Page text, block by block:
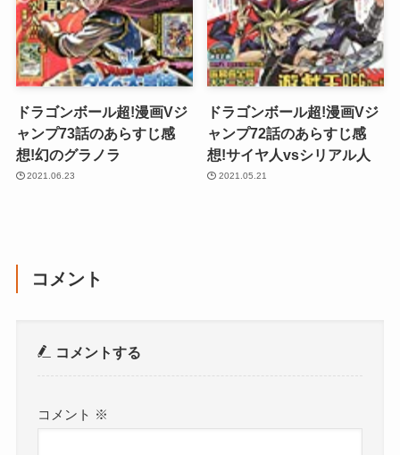
ドラゴンボール超!漫画Vジ
ャンプ73話のあらすじ感
想!幻のグラノラ
2021.06.23
ドラゴンボール超!漫画Vジ
ャンプ72話のあらすじ感
想!サイヤ人vsシリアル人
2021.05.21
コメント
コメントする
コメント ※